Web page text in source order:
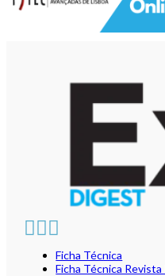
Ficha Técnica
Ficha Técnica Revista